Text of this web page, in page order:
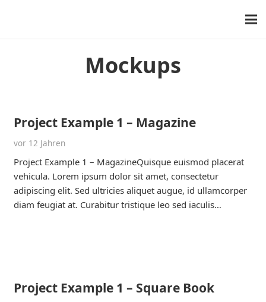
Mockups
Project Example 1 – Magazine
vor 12 Jahren
Project Example 1 – MagazineQuisque euismod placerat
vehicula. Lorem ipsum dolor sit amet, consectetur
adipiscing elit. Sed ultricies aliquet augue, id ullamcorper
diam feugiat at. Curabitur tristique leo sed iaculis…
Project Example 1 – Square Book